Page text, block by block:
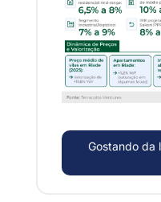
Gostando da